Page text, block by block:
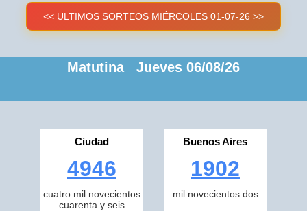
<< ULTIMOS SORTEOS MIÉRCOLES 01-07-26 >>
Matutina Jueves 06/08/26
Ciudad
4946
cuatro mil novecientos
cuarenta y seis
Buenos Aires
1902
mil novecientos dos